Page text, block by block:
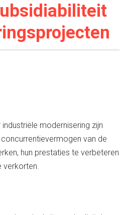
modernisering zijn
van de
hun prestaties te verbeteren
verkorten.